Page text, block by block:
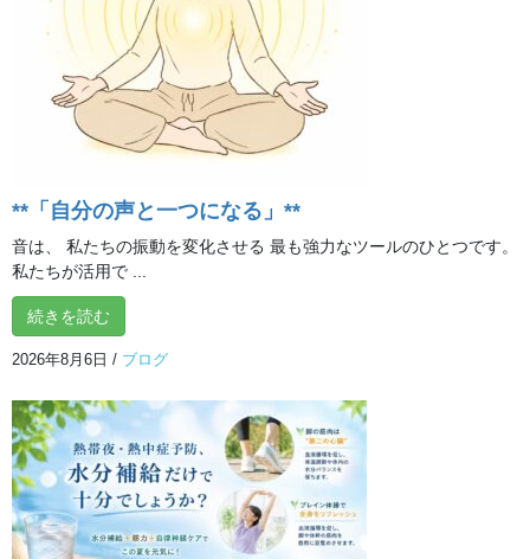
おすすめ動画 、
ブログ
前の記事
初めてでも簡単【ブレイン瞑
想】
おすすめ動画
次の記事
2020年5月10日
オンライン体験クラス
**「自分の声と一つになる」**
音は、 私たちの振動を変化させる 最も強力なツールのひとつです。
私たちが活用で ...
続きを読む
2026年8月6日 / ブログ